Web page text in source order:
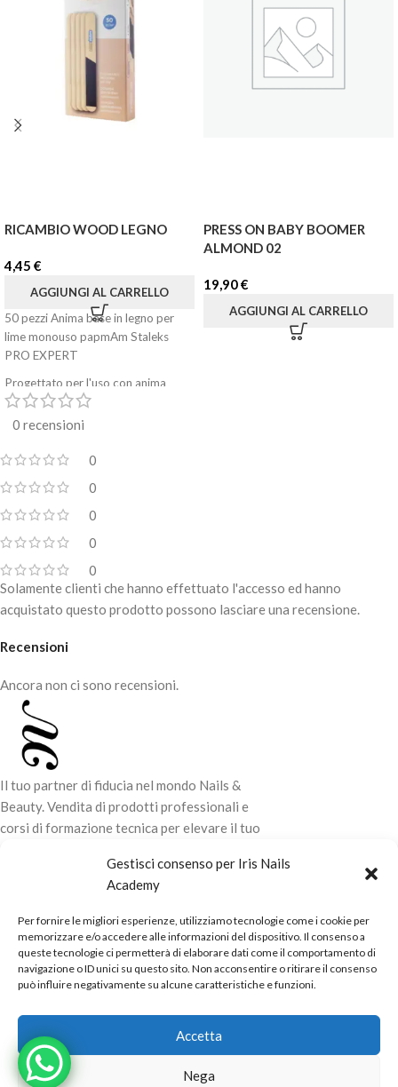
Gestisci consenso per Iris Nails
Academy
Per fornire le migliori esperienze, utilizziamo tecnologie come i cookie per
memorizzare e/o accedere alle informazioni del dispositivo. Il consenso a
queste tecnologie ci permetterà di elaborare dati come il comportamento di
navigazione o ID unici su questo sito. Non acconsentire o ritirare il consenso
può influire negativamente su alcune caratteristiche e funzioni.
Accetta
Nega
RICAMBIO WOOD LEGNO
4,45 €
AGGIUNGI AL CARRELLO
50 pezzi Anima base in legno per
lime monouso papmAm Staleks
PRO EXPERT
Progettato per l'uso con anima
base rigida per attaccare le lime
abrasive monouso papmAm a
Realizzato in materiale ecologico:
legno di betulla
Leggero (2,9 g), comodo da
aumenta l'igiene e la sicurezza della
procedura
La confezione contiene 50 pezzi
PRESS ON BABY BOOMER
ALMOND 02
19,90€
AGGIUNGI AL CARRELLO
0 recensioni
0
0
0
0
0
Recensioni
Ancora non ci sono recensioni.
Solamente clienti che hanno effettuato l'accesso ed hanno
acquistato questo prodotto possono lasciare una recensione.
Il tuo partner di fiducia nel mondo Nails &
Beauty. Vendita di prodotti professionali e
corsi di formazione tecnica per elevare il tuo
LINK UTILI
ORARI NEGOZIO
Powered byReal.Pro.Webcopyright© 2026 in collaborazione con
Mac Sistemi